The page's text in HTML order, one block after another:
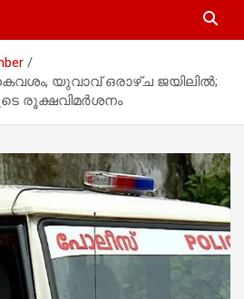
കൈവശം, യുവാവ് ഒരാഴ്ച ജയിലിൽ;
രൂക്ഷവിമർശനം